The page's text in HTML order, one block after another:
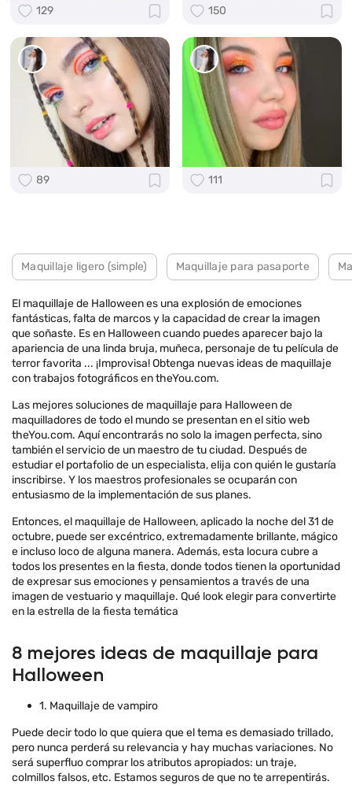
129 150
89 111
Maquillaje ligero (simple) Maquillaje para pasaporte
El maquillaje de Halloween es una explosión de emociones
fantásticas, falta de marcos y la capacidad de crear la imagen
que soñaste. Es en Halloween cuando puedes aparecer bajo la
apariencia de una linda bruja, muñeca, personaje de tu película de
terror favorita ... ¡Improvisa! Obtenga nuevas ideas de maquillaje
con trabajos fotográficos en theYou.com.
Las mejores soluciones de maquillaje para Halloween de
maquilladores de todo el mundo se presentan en el sitio web
theYou.com. Aquí encontrarás no solo la imagen perfecta, sino
también el servicio de un maestro de tu ciudad. Después de
estudiar el portafolio de un especialista, elija con quién le gustaría
inscribirse. Y los maestros profesionales se ocuparán con
entusiasmo de la implementación de sus planes.
Entonces, el maquillaje de Halloween, aplicado la noche del 31 de
octubre, puede ser excéntrico, extremadamente brillante, mágico
e incluso loco de alguna manera. Además, esta locura cubre a
todos los presentes en la fiesta, donde todos tienen la oportunidad
de expresar sus emociones y pensamientos a través de una
imagen de vestuario y maquillaje. Qué look elegir para convertirte
en la estrella de la fiesta temática
8 mejores ideas de maquillaje para
Halloween
1. Maquillaje de vampiro
Puede decir todo lo que quiera que el tema es demasiado trillado,
pero nunca perderá su relevancia y hay muchas variaciones. No
será superfluo comprar los atributos apropiados: un traje,
colmillos falsos, etc. Estamos seguros de que no te arrepentirás.